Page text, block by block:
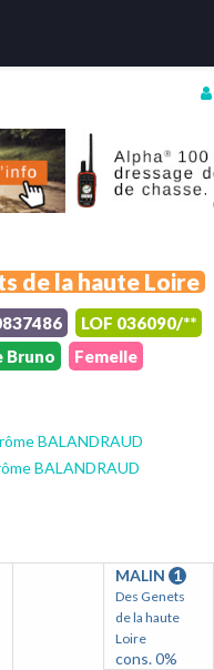
de la haute Loire
LOF 036090/**
Bruno
Femelle
BALANDRAUD
BALANDRAUD
MALIN 1
Des Genets
de la haute
Loire
cons. 0%